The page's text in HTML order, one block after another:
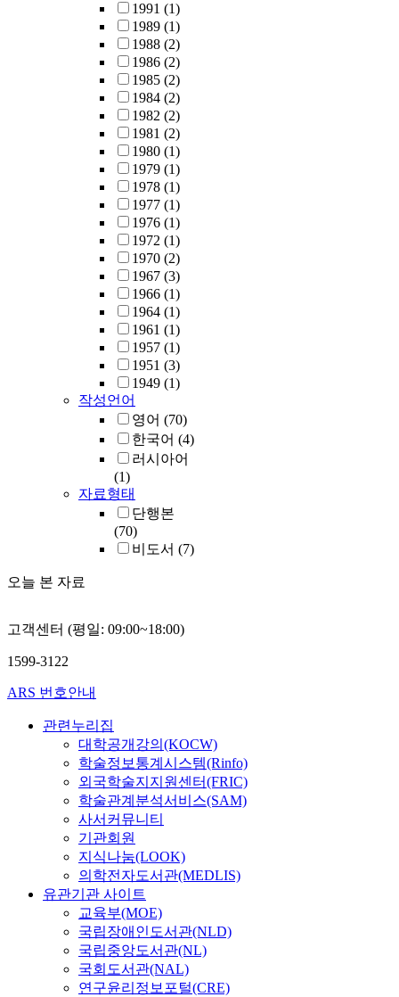
1991 (1)
1989 (1)
1988 (2)
1986 (2)
1985 (2)
1984 (2)
1982 (2)
1981 (2)
1980 (1)
1979 (1)
1978 (1)
1977 (1)
1976 (1)
1972 (1)
1970 (2)
1967 (3)
1966 (1)
1964 (1)
1961 (1)
1957 (1)
1951 (3)
1949 (1)
작성언어
영어 (70)
한국어 (4)
러시아어
(1)
자료형태
단행본
(70)
비도서 (7)
오늘 본 자료
고객센터 (평일: 09:00~18:00)
1599-3122
ARS 번호안내
관련누리집
대학공개강의(KOCW)
학술정보통계시스템(Rinfo)
외국학술지지원센터(FRIC)
학술관계분석서비스(SAM)
사서커뮤니티
기관회원
지식나눔(LOOK)
의학전자도서관(MEDLIS)
유관기관 사이트
교육부(MOE)
국립장애인도서관(NLD)
국립중앙도서관(NL)
국회도서관(NAL)
연구윤리정보포털(CRE)